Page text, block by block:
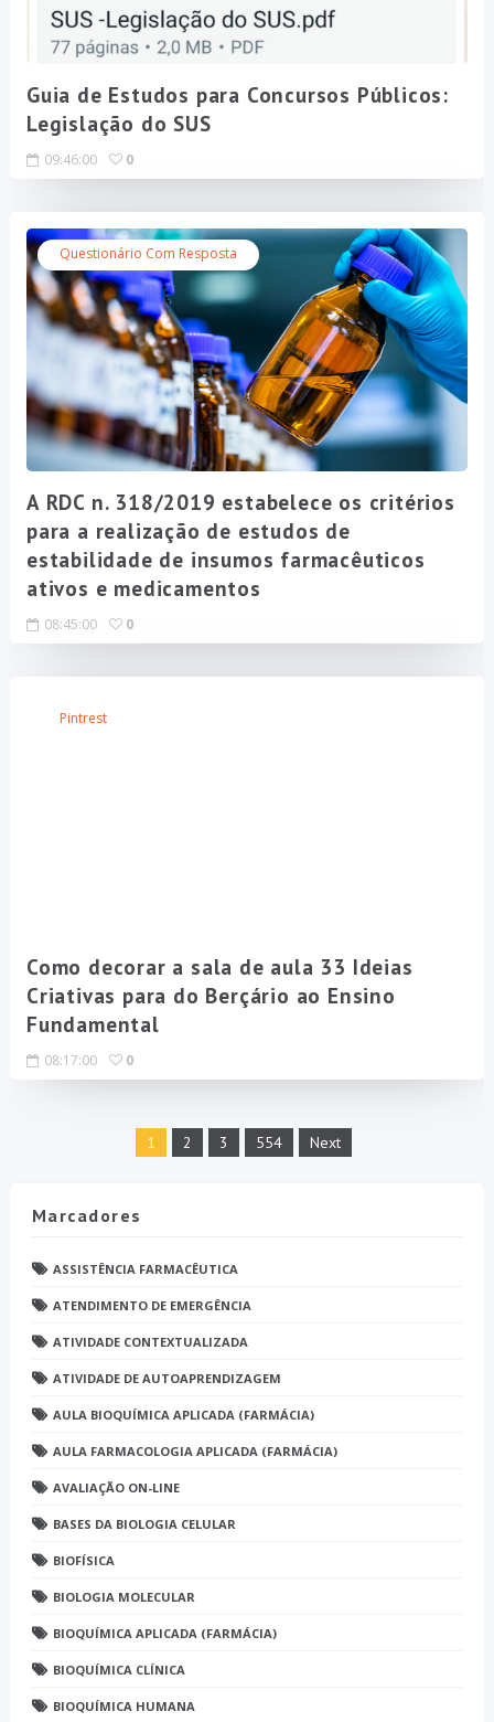
Guia de Estudos para Concursos Públicos:
Legislação do SUS
09:46:00 0
Questionário Com Resposta
A RDC n. 318/2019 estabelece os critérios
para a realização de estudos de
estabilidade de insumos farmacêuticos
ativos e medicamentos
08:45:00 0
Pintrest
Como decorar a sala de aula 33 Ideias
Criativas para do Berçário ao Ensino
Fundamental
08:17:00 0
1 2 3 554 Next
Marcadores
ASSISTÊNCIA FARMACÊUTICA
ATENDIMENTO DE EMERGÊNCIA
ATIVIDADE CONTEXTUALIZADA
ATIVIDADE DE AUTOAPRENDIZAGEM
AULA BIOQUÍMICA APLICADA (FARMÁCIA)
AULA FARMACOLOGIA APLICADA (FARMÁCIA)
AVALIAÇÃO ON-LINE
BASES DA BIOLOGIA CELULAR
BIOFÍSICA
BIOLOGIA MOLECULAR
BIOQUÍMICA APLICADA (FARMÁCIA)
BIOQUÍMICA CLÍNICA
BIOQUÍMICA HUMANA